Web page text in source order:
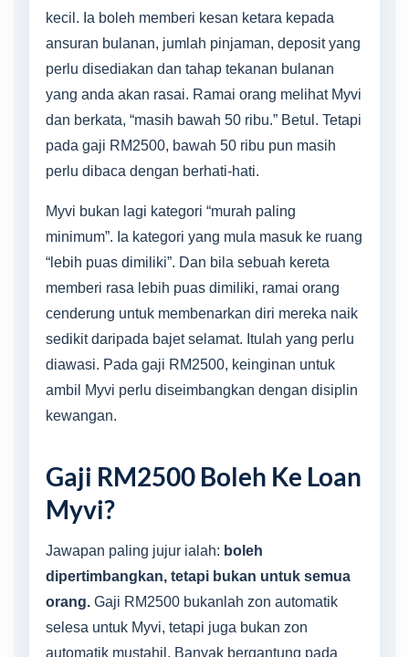
kecil. Ia boleh memberi kesan ketara kepada
ansuran bulanan, jumlah pinjaman, deposit yang
perlu disediakan dan tahap tekanan bulanan
yang anda akan rasai. Ramai orang melihat Myvi
dan berkata, “masih bawah 50 ribu.” Betul. Tetapi
pada gaji RM2500, bawah 50 ribu pun masih
perlu dibaca dengan berhati-hati.
Myvi bukan lagi kategori “murah paling
minimum”. Ia kategori yang mula masuk ke ruang
“lebih puas dimiliki”. Dan bila sebuah kereta
memberi rasa lebih puas dimiliki, ramai orang
cenderung untuk membenarkan diri mereka naik
sedikit daripada bajet selamat. Itulah yang perlu
diawasi. Pada gaji RM2500, keinginan untuk
ambil Myvi perlu diseimbangkan dengan disiplin
kewangan.
Gaji RM2500 Boleh Ke Loan
Myvi?
Jawapan paling jujur ialah: boleh
dipertimbangkan, tetapi bukan untuk semua
orang. Gaji RM2500 bukanlah zon automatik
selesa untuk Myvi, tetapi juga bukan zon
automatik mustahil. Banyak bergantung pada